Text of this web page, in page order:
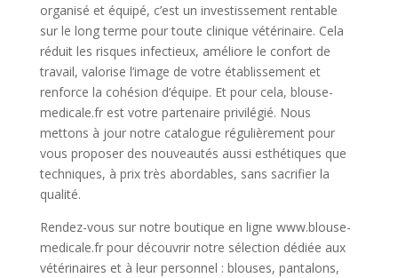
organisé et équipé, c’est un investissement rentable
sur le long terme pour toute clinique vétérinaire. Cela
réduit les risques infectieux, améliore le confort de
travail, valorise l’image de votre établissement et
renforce la cohésion d’équipe. Et pour cela, blouse-
medicale.fr est votre partenaire privilégié. Nous
mettons à jour notre catalogue régulièrement pour
vous proposer des nouveautés aussi esthétiques que
techniques, à prix très abordables, sans sacrifier la
qualité.
Rendez-vous sur notre boutique en ligne www.blouse-
medicale.fr pour découvrir notre sélection dédiée aux
vétérinaires et à leur personnel : blouses, pantalons,